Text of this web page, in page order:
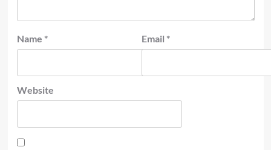
Name * Email *
Website